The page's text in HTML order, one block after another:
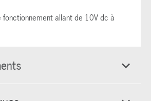
allant de 10V dc à